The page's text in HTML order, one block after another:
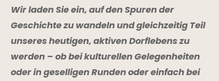
Wir laden Sie ein, auf den Spuren der
Geschichte zu wandeln und gleichzeitig Teil
unseres heutigen, aktiven Dorflebens zu
werden – ob bei kulturellen Gelegenheiten
oder in geselligen Runden oder einfach bei